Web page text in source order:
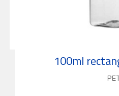
100ml